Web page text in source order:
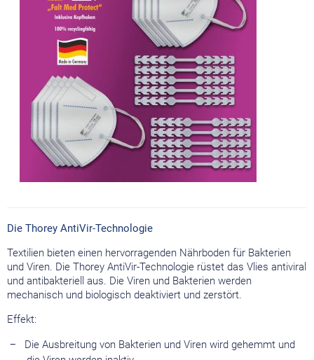
Die Thorey AntiVir-Technologie
Textilien bieten einen hervorragenden Nährboden für Bakterien
und Viren. Die Thorey AntiVir-Technologie rüstet das Vlies antiviral
und antibakteriell aus. Die Viren und Bakterien werden
mechanisch und biologisch deaktiviert und zerstört.
Effekt:
Die Ausbreitung von Bakterien und Viren wird gehemmt und